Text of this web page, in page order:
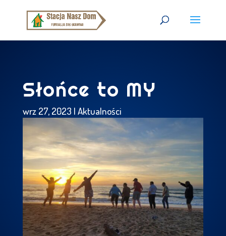
Słońce to MY
wrz 27, 2023 | Aktualności